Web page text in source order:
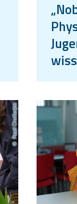
Pavel Chatterjee